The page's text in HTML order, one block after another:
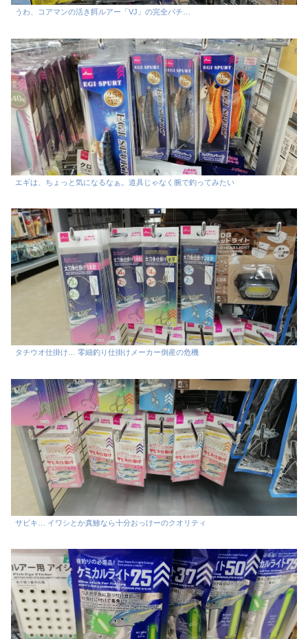
うわ、コアマンの活き餌ルアー「VJ」の完全パチ…
エギは、ちょっと気になるなぁ。道具じゃなく腕で釣ってみたい
タチウオ仕掛け… 零細釣り仕掛けメーカー倒産の危機
サビキ… イワシとか真鯵なら十分おっけーのクオリティ